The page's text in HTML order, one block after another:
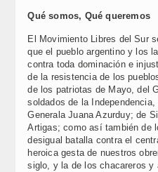
Qué somos, Qué queremos
El Movimiento Libres del Sur
que el pueblo argentino y los
contra toda dominación e
de la resistencia de los
de los patriotas de Mayo, del
soldados de la
Generala Juana Azurduy; de
Artigas; como así también de
desigual batalla contra el
heroica gesta de nuestros
siglo, y la de los chacareros y